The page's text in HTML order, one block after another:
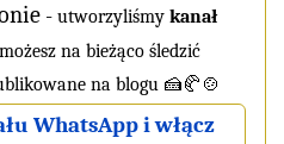
- utworzyliśmy kanał
na bieżąco śledzić
na blogu 🍰🥐🍲
WhatsApp i włącz